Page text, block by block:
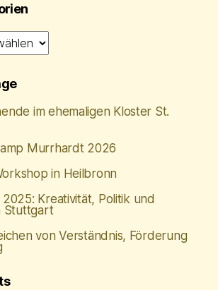
im ehemaligen Kloster St.
Murrhardt 2026
in Heilbronn
2025: Kreativität, Politik und
Stuttgart
von Verständnis, Förderung